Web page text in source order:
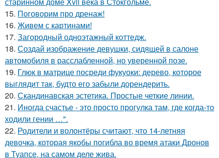
15. Поговорим про дренаж!
16. Живем с картинами!
17. Загородный одноэтажный коттедж.
18. Создай изображение девушки, сидящей в салоне
автомобиля в расслабленной, но уверенной позе.
19. Глюк в матрице посреди фукуоки: дерево, которое
выглядит так, будто его забыли дорендерить.
20. Скандинавская эстетика. Простые четкие линии.
21. Иногда счастье - это просто прогулка там, где когда-то
ходили гении …".
22. Родители и волонтёры считают, что 14-летняя
девочка, которая якобы погибла во время атаки Дронов
в Туапсе, на самом деле жива.